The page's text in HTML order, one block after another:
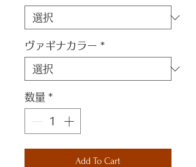
ヴァギナカラー *
数量 *
Add To Cart